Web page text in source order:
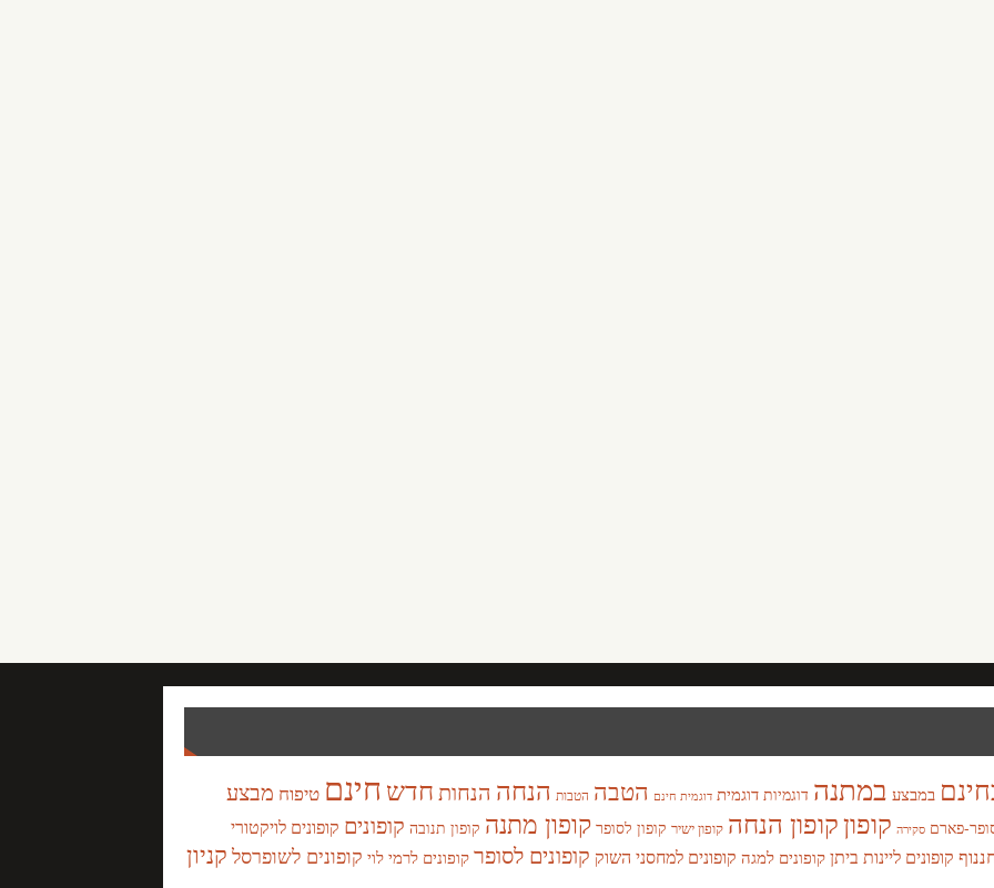
במבצע במתנה דוגמיות דוגמית דוגמית חינם הטבה הטבות הנחה הנחותחדש חינם טיפוח מבצע
פארם סקירה קופוןקופון הנחה קופון ישיר קופון לסופר קופון מתנה קופון תנובה קופונים קופונים לויקטורי
קופונים ליינות ביתן קופונים למגה קופונים למחסני השוק קופונים לסופר קופונים לרמי לוי קופונים לשופרסל קניון